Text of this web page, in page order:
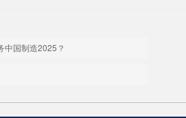
中国制造2025？